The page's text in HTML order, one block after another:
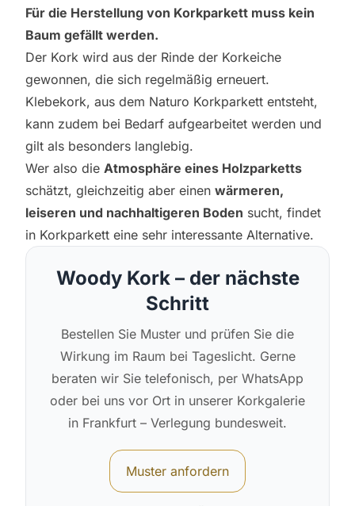
Für die Herstellung von Korkparkett muss kein
Baum gefällt werden.
Der Kork wird aus der Rinde der Korkeiche
gewonnen, die sich regelmäßig erneuert.
Klebekork, aus dem Naturo Korkparkett entsteht,
kann zudem bei Bedarf aufgearbeitet werden und
gilt als besonders langlebig.
Wer also die Atmosphäre eines Holzparketts
schätzt, gleichzeitig aber einen wärmeren,
leiseren und nachhaltigeren Boden sucht, findet
in Korkparkett eine sehr interessante Alternative.
Woody Kork – der nächste
Schritt
Bestellen Sie Muster und prüfen Sie die
Wirkung im Raum bei Tageslicht. Gerne
beraten wir Sie telefonisch, per WhatsApp
oder bei uns vor Ort in unserer Korkgalerie
in Frankfurt – Verlegung bundesweit.
Muster anfordern